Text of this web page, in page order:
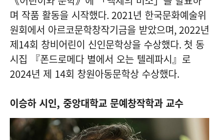
며 작품 활동을 시작했다. 2021년 한국문화예술위
원회에서 아르코문학창작기금을 받았으며, 2022년
제14회 창비어린이 신인문학상을 수상했다. 첫 동
시집 『폰드로메다 별에서 오는 텔레파시』로
2024년 제 14회 창원아동문학상 수상했다.
이승하 시인, 중앙대학교 문예창작학과 교수